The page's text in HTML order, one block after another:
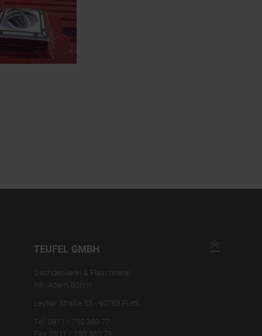
TEUFEL GMBH
Dachdeckerei & Flaschnerei
Inh. Adam Böhm
Leyher Straße 55 - 90763 Fürth
Tel: 0911 / 750 380 77
Fax: 0911 / 750 380 79